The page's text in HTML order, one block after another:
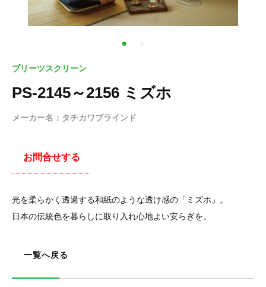
プリーツスクリーン
PS-2145～2156 ミズホ
メーカー名：タチカワブラインド
お問合せする
光を柔らかく透過する和紙のような透け感の「ミズホ」。
日本の伝統色を暮らしに取り入れ心地よい安らぎを。
一覧へ戻る